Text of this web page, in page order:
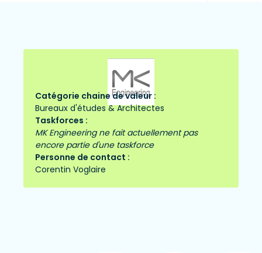
Catégorie chaine de valeur :
Bureaux d'études & Architectes
Taskforces :
MK Engineering ne fait actuellement pas
encore partie d'une taskforce
Personne de contact :
Corentin Voglaire